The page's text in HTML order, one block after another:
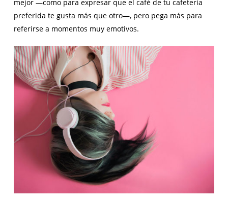
mejor —como para expresar que el café de tu cafetería
preferida te gusta más que otro—, pero pega más para
referirse a momentos muy emotivos.